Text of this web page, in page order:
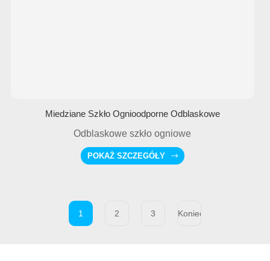
Miedziane Szkło Ognioodporne Odblaskowe
Odblaskowe szkło ogniowe
POKAŻ SZCZEGÓŁY
1 2 3 Koniec